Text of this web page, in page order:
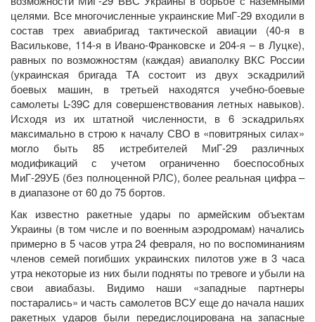
целями. Все многочисленные украинские МиГ-29 входили в
состав трех авиабригад тактической авиации (40-я в
Василькове, 114-я в Ивано-Франковске и 204-я – в Луцке),
равных по возможностям (каждая) авиаполку ВКС России
(украинская бригада ТА состоит из двух эскадрилий
боевых машин, в третьей находятся учебно-боевые
самолеты L-39C для совершенствования летных навыков).
Исходя из их штатной численности, в 6 эскадрильях
максимально в строю к началу СВО в «повитряных силах»
могло быть 85 истребителей МиГ-29 различных
модификаций с учетом ограниченно боеспособных
МиГ-29УБ (без полноценной РЛС), более реальная цифра –
в диапазоне от 60 до 75 бортов.
Как известно ракетные удары по армейским объектам
Украины (в том числе и по военным аэродромам) начались
примерно в 5 часов утра 24 февраля, но по воспоминаниям
членов семей погибших украинских пилотов уже в 3 часа
утра некоторые из них были подняты по тревоге и убыли на
свои авиабазы. Видимо наши «западные партнеры
постарались» и часть самолетов ВСУ еще до начала наших
ракетных ударов были передислоцирована на запасные